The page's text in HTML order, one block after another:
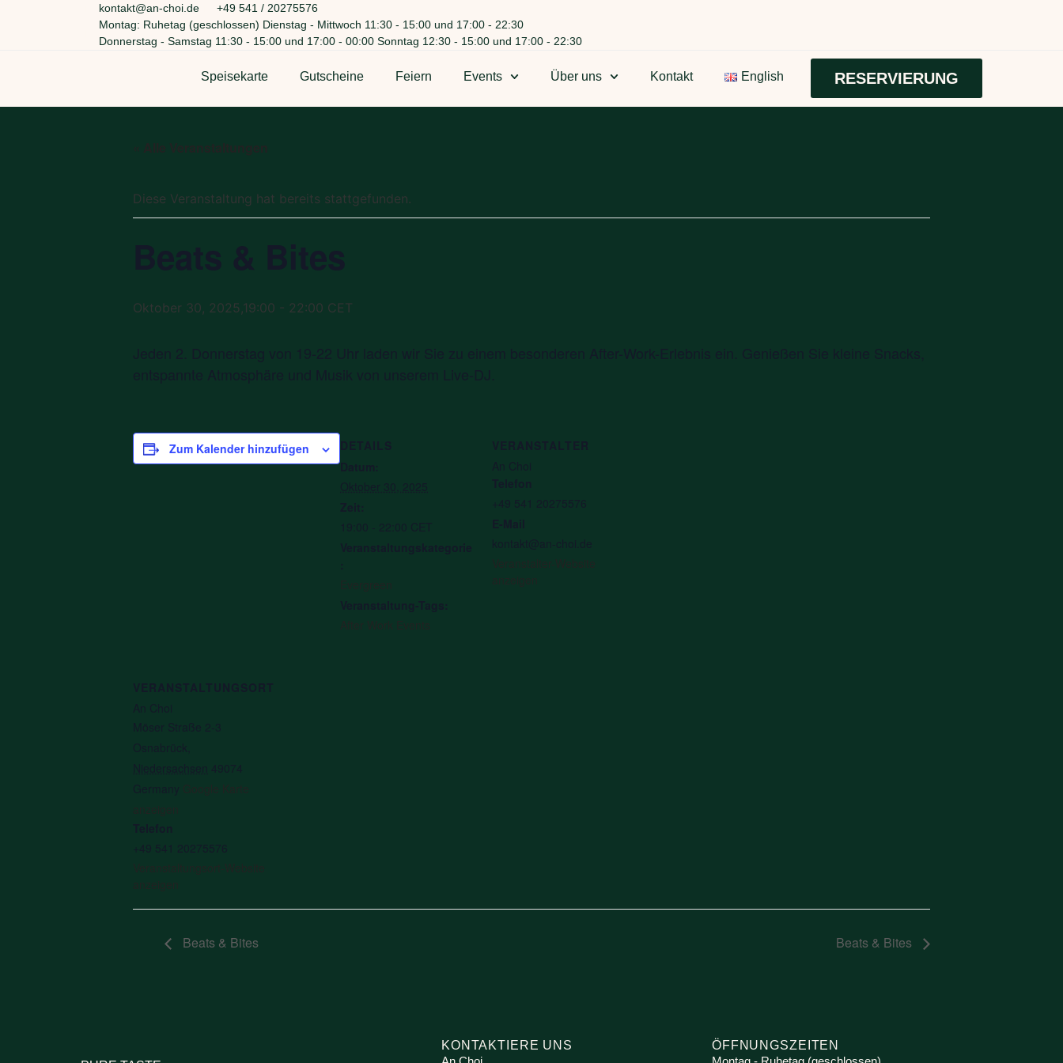
kontakt@an-choi.de
+49 541 / 20275576
Montag: Ruhetag (geschlossen) Dienstag - Mittwoch 11:30 - 15:00 und 17:00 - 22:30
Donnerstag - Samstag 11:30 - 15:00 und 17:00 - 00:00 Sonntag 12:30 - 15:00 und 17:00 - 22:30
Speisekarte Gutscheine Feiern Events Über uns Kontakt English RESERVIERUNG
« Alle Veranstaltungen
Diese Veranstaltung hat bereits stattgefunden.
Beats & Bites
Oktober 30, 2025,19:00 - 22:00 CET
Jeden 2. Donnerstag von 19-22 Uhr laden wir Sie zu einem besonderen After-Work-Erlebnis ein. Genießen Sie kleine Snacks,
entspannte Atmosphäre und Musik von unserem Live-DJ.
Zum Kalender hinzufügen
DETAILS
Datum:
Oktober 30, 2025
Zeit:
19:00 - 22:00 CET
Veranstaltungskategorie
Evergreen
Veranstaltung-Tags:
After Work Events
VERANSTALTER
An Choi
Telefon
+49 541 20275576
E-Mail
kontakt@an-choi.de
Veranstalter-Website
anzeigen
VERANSTALTUNGSORT
An Choi
Möser Straße 2-3
Osnabrück
Niedersachsen
49074
Germany Google Karte
anzeigen
Telefon
+49 541 20275576
Veranstaltungsort-Website
anzeigen
Beats & Bites Beats & Bites
KONTAKTIERE UNS
ÖFFNUNGSZEITEN